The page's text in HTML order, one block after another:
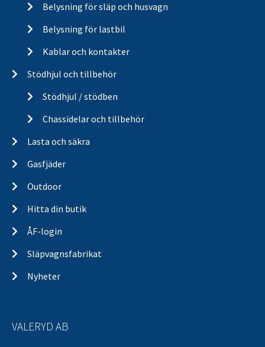
Belysning för släp och husvagn
Belysning för lastbil
Kablar och kontakter
Stödhjul och tillbehör
Stödhjul / stödben
Chassidelar och tillbehör
Lasta och säkra
Gasfjäder
Outdoor
Hitta din butik
ÅF-login
Släpvagnsfabrikat
Nyheter
VALERYD AB